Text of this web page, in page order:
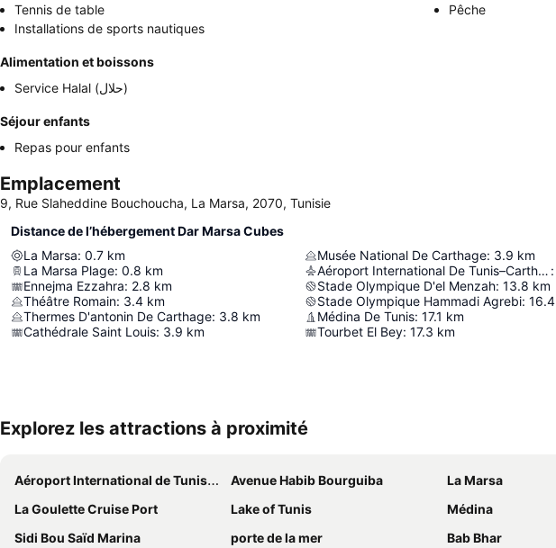
Tennis de table
Pêche
Installations de sports nautiques
Alimentation et boissons
Service Halal (حلال)
Séjour enfants
Repas pour enfants
Emplacement
9, Rue Slaheddine Bouchoucha, La Marsa, 2070, Tunisie
Distance de l’hébergement Dar Marsa Cubes
La Marsa: 0.7 km
La Marsa Plage: 0.8 km
Ennejma Ezzahra: 2.8 km
Théâtre Romain: 3.4 km
Thermes D'antonin De Carthage: 3.8 km
Cathédrale Saint Louis: 3.9 km
Musée National De Carthage: 3.9 km
Aéroport International De Tunis–Carthage :
Stade Olympique D'el Menzah: 13.8 km
Stade Olympique Hammadi Agrebi: 16.4
Médina De Tunis: 17.1 km
Tourbet El Bey: 17.3 km
Explorez les attractions à proximité
Aéroport International de Tunis-Carthage Avenue Habib Bourguiba La Marsa
La Goulette Cruise Port
Lake of Tunis Médina
Sidi Bou Saïd Marina
porte de la mer Bab Bhar